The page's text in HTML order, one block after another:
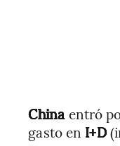
Chinaentró
gasto en I+D